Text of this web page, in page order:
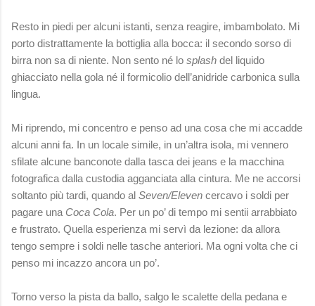
Resto in piedi per alcuni istanti, senza reagire, imbambolato. Mi
porto distrattamente la bottiglia alla bocca: il secondo sorso di
birra non sa di niente. Non sento né lo splash del liquido
ghiacciato nella gola né il formicolio dell’anidride carbonica sulla
lingua.
Mi riprendo, mi concentro e penso ad una cosa che mi accadde
alcuni anni fa. In un locale simile, in un’altra isola, mi vennero
sfilate alcune banconote dalla tasca dei jeans e la macchina
fotografica dalla custodia agganciata alla cintura. Me ne accorsi
soltanto più tardi, quando al Seven/Eleven cercavo i soldi per
pagare una Coca Cola. Per un po’ di tempo mi sentii arrabbiato
e frustrato. Quella esperienza mi servì da lezione: da allora
tengo sempre i soldi nelle tasche anteriori. Ma ogni volta che ci
penso mi incazzo ancora un po’.
Torno verso la pista da ballo, salgo le scalette della pedana e